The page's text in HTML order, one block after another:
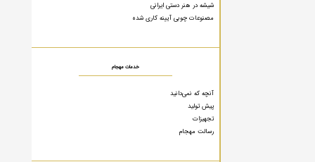
شیشه در هنر دستی ایرانی
مصنوعات چوبی آیینه کاری شده
خدمات مهجام
آنچه که نمی‌دانید
پیش تولید
تجهیزات
رسالت مهجام